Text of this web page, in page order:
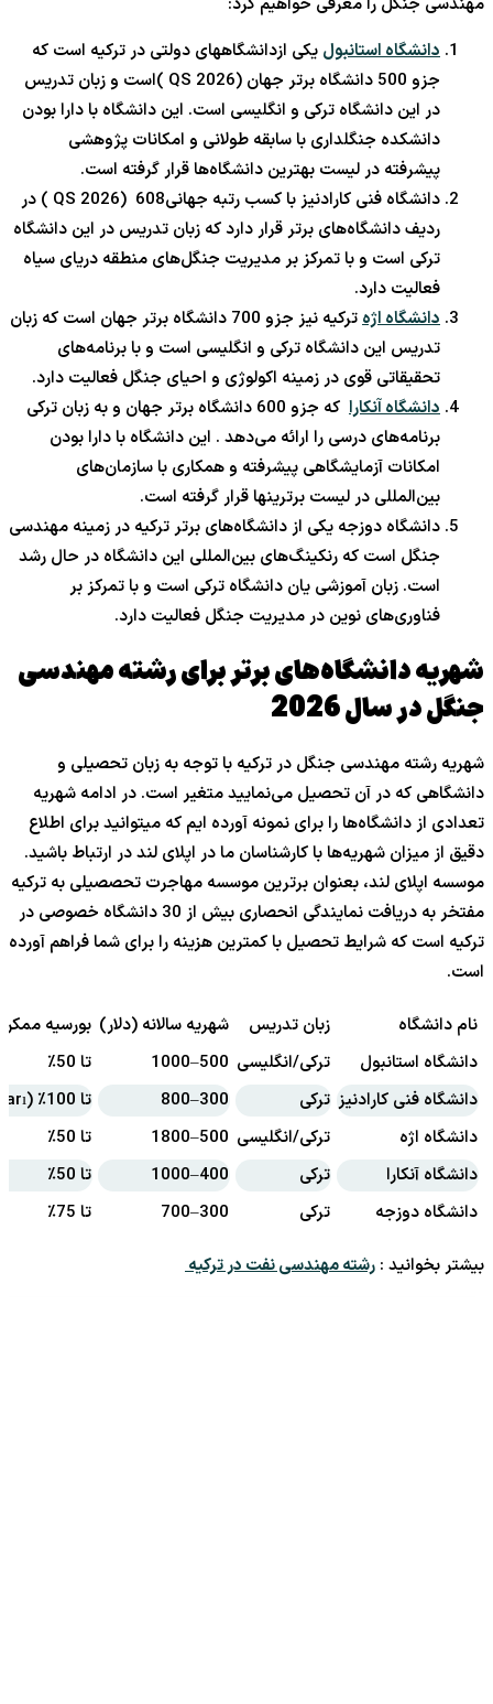
مهندسی جنگل را معرفی خواهیم کرد:
دانشگاه استانبول یکی ازدانشگاههای دولتی در ترکیه است که
جزو 500 دانشگاه برتر جهان (QS 2026 )است و زبان تدریس
در این دانشگاه ترکی و انگلیسی است. این دانشگاه با دارا بودن
دانشکده جنگلداری با سابقه طولانی و امکانات پژوهشی
پیشرفته در لیست بهترین دانشگاه‌ها قرار گرفته است.
دانشگاه فنی کارادنیز با کسب رتبه جهانی608 (QS 2026 ) در
ردیف دانشگاه‌های برتر قرار دارد که زبان تدریس در این دانشگاه
ترکی است و با تمرکز بر مدیریت جنگل‌های منطقه دریای سیاه
فعالیت دارد.
دانشگاه اژه
ترکیه نیز جزو 700 دانشگاه برتر جهان است که زبان
تدریس این دانشگاه ترکی و انگلیسی است و با برنامه‌های
تحقیقاتی قوی در زمینه اکولوژی و احیای جنگل فعالیت دارد.
دانشگاه آنکارا
که جزو 600 دانشگاه برتر جهان و به زبان ترکی
برنامه‌های درسی را ارائه می‌دهد . این دانشگاه با دارا بودن
امکانات آزمایشگاهی پیشرفته و همکاری با سازمان‌های
بین‌المللی در لیست برترینها قرار گرفته است.
دانشگاه دوزجه یکی از دانشگاه‌های برتر ترکیه در زمینه مهندسی
جنگل است که رنکینگ‌های بین‌المللی این دانشگاه در حال رشد
است. زبان آموزشی یان دانشگاه ترکی است و با تمرکز بر
فناوری‌های نوین در مدیریت جنگل فعالیت دارد.
شهریه دانشگاه‌های برتر برای رشته مهندسی
جنگل در سال 2026
شهریه رشته مهندسی جنگل در ترکیه با توجه به زبان تحصیلی و
دانشگاهی که در آن تحصیل می‌نمایید متغیر است. در ادامه شهریه
تعدادی از دانشگاه‌ها را برای نمونه آورده ایم که میتوانید برای اطلاع
دقیق از میزان شهریه‌ها با کارشناسان ما در اپلای لند در ارتباط باشید.
موسسه اپلای لند، بعنوان برترین موسسه مهاجرت تحصصیلی به ترکیه
مفتخر به دریافت نمایندگی انحصاری بیش از 30 دانشگاه خصوصی در
ترکیه است که شرایط تحصیل با کمترین هزینه را برای شما فراهم آورده
است.
نام دانشگاه زبان تدریس شهریه سالانه (دلار) بورسیه ممکن
دانشگاه استانبول
ترکی/انگلیسی 500–1000
تا 50٪
دانشگاه فنی کارادنیز ترکی 300–800
تا 100٪ (Türkiye Bursları)
دانشگاه اژه
ترکی/انگلیسی 500–1800
تا 50٪
دانشگاه آنکارا
ترکی 400–1000
تا 50٪
دانشگاه دوزجه
ترکی 300–700 تا 75٪
بیشتر بخوانید : رشته مهندسی نفت در ترکیه